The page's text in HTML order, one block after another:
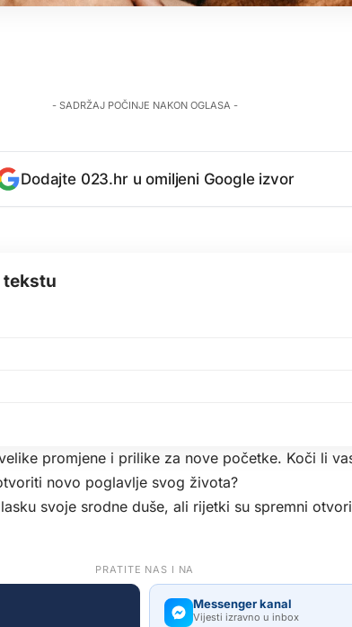
- SADRŽAJ POČINJE NAKON OGLASA -
Dodajte 023.hr u omiljeni Google izvor
tekstu
promjene i prilike za nove početke. Koči li
novo poglavlje svog života?
svoje srodne duše, ali rijetki su spremni
PRATITE NAS I NA
Messenger kanal
Vijesti izravno u inbox